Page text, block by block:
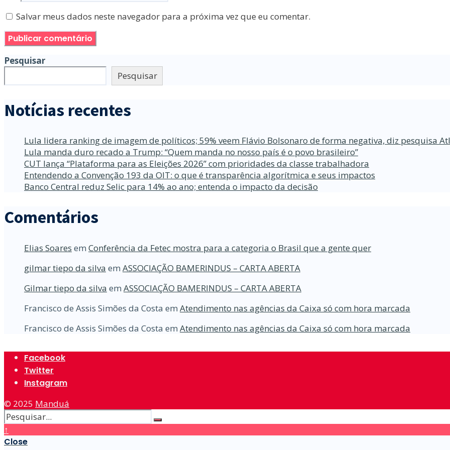
Salvar meus dados neste navegador para a próxima vez que eu comentar.
Pesquisar
Pesquisar
Notícias recentes
Lula lidera ranking de imagem de políticos; 59% veem Flávio Bolsonaro de forma negativa, diz pesquisa
Lula manda duro recado a Trump: “Quem manda no nosso país é o povo brasileiro”
CUT lança “Plataforma para as Eleições 2026” com prioridades da classe trabalhadora
Entendendo a Convenção 193 da OIT: o que é transparência algorítmica e seus impactos
Banco Central reduz Selic para 14% ao ano; entenda o impacto da decisão
Comentários
Elias Soares em Conferência da Fetec mostra para a categoria o Brasil que a gente quer
gilmar tiepo da silva em ASSOCIAÇÃO BAMERINDUS – CARTA ABERTA
Gilmar tiepo da silva em ASSOCIAÇÃO BAMERINDUS – CARTA ABERTA
Francisco de Assis Simões da Costa em Atendimento nas agências da Caixa só com hora marcada
Francisco de Assis Simões da Costa em Atendimento nas agências da Caixa só com hora marcada
Facebook
Twitter
Instagram
© 2025 Manduá
↑
Close